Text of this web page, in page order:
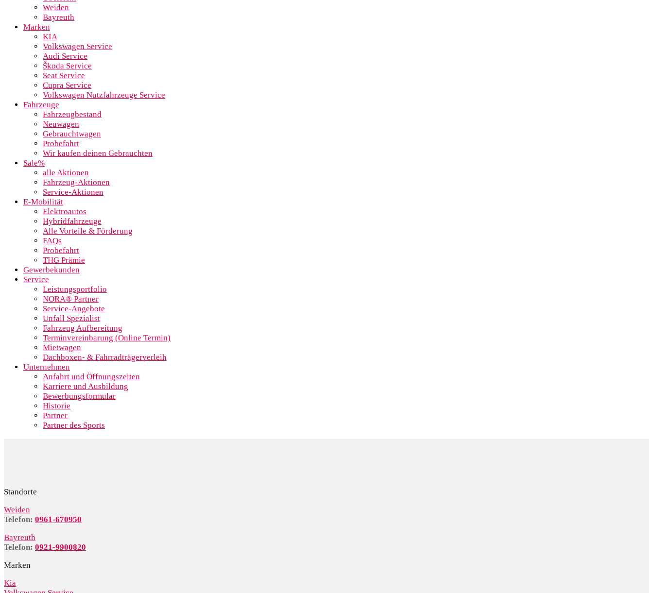
Weiden
Bayreuth
Marken
KIA
Volkswagen Service
Audi Service
Škoda Service
Seat Service
Cupra Service
Volkswagen Nutzfahrzeuge Service
Fahrzeuge
Fahrzeugbestand
Neuwagen
Gebrauchtwagen
Probefahrt
Wir kaufen deinen Gebrauchten
Sale%
alle Aktionen
Fahrzeug-Aktionen
Service-Aktionen
E-Mobilität
Elektroautos
Hybridfahrzeuge
Alle Vorteile & Förderung
FAQs
Probefahrt
THG Prämie
Gewerbekunden
Service
Leistungsportfolio
NORA® Partner
Service-Angebote
Unfall Spezialist
Fahrzeug Aufbereitung
Terminvereinbarung (Online Termin)
Mietwagen
Dachboxen- & Fahrradträgerverleih
Unternehmen
Anfahrt und Öffnungszeiten
Karriere und Ausbildung
Bewerbungsformular
Historie
Partner
Partner des Sports
Standorte
Weiden
Telefon: 0961-670950
Bayreuth
Telefon: 0921-9900820
Marken
Kia